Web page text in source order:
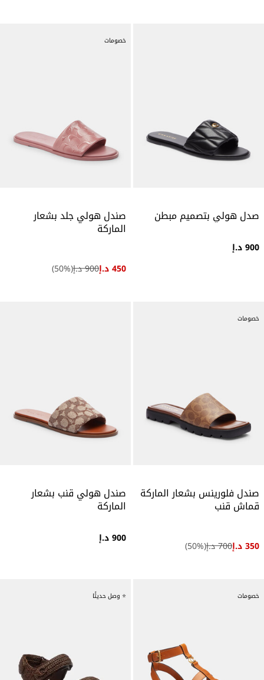
صدل هولي بتصميم مبطن
900 د.إ
خصومات
صندل هولي جلد بشعار
الماركة
450 د.إ 900 د.إ (
50%)
خصومات
صندل فلورينس بشعار الماركة
قماش قنب
350 د.إ 700 د.إ (
50%)
صندل هولي قنب بشعار
الماركة
900 د.إ
خصومات ⭐ وصل حديثًا